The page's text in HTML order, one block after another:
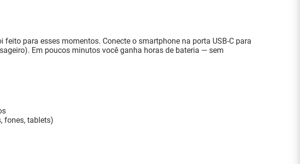
para esses momentos. Conecte o smartphone na porta USB-C para
Em poucos minutos você ganha horas de bateria — sem
fones, tablets)